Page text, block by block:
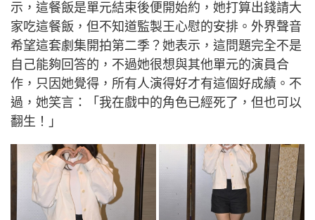
示，這餐飯是單元結束後便開始約，她打算出錢請大
家吃這餐飯，但不知道監製王心慰的安排。外界聲音
希望這套劇集開拍第二季？她表示，這問題完全不是
自己能夠回答的，不過她很想與其他單元的演員合
作，只因她覺得，所有人演得好才有這個好成績。不
過，她笑言：「我在戲中的角色已經死了，但也可以
翻生！」